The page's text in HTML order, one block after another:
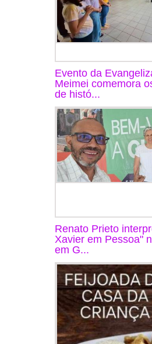
Evento da
Meimei comemora
de histó...
Renato Prieto
Xavier em Pessoa"
em G...